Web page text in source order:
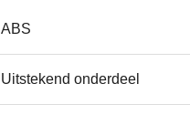
ABS
Uitstekend onderdeel